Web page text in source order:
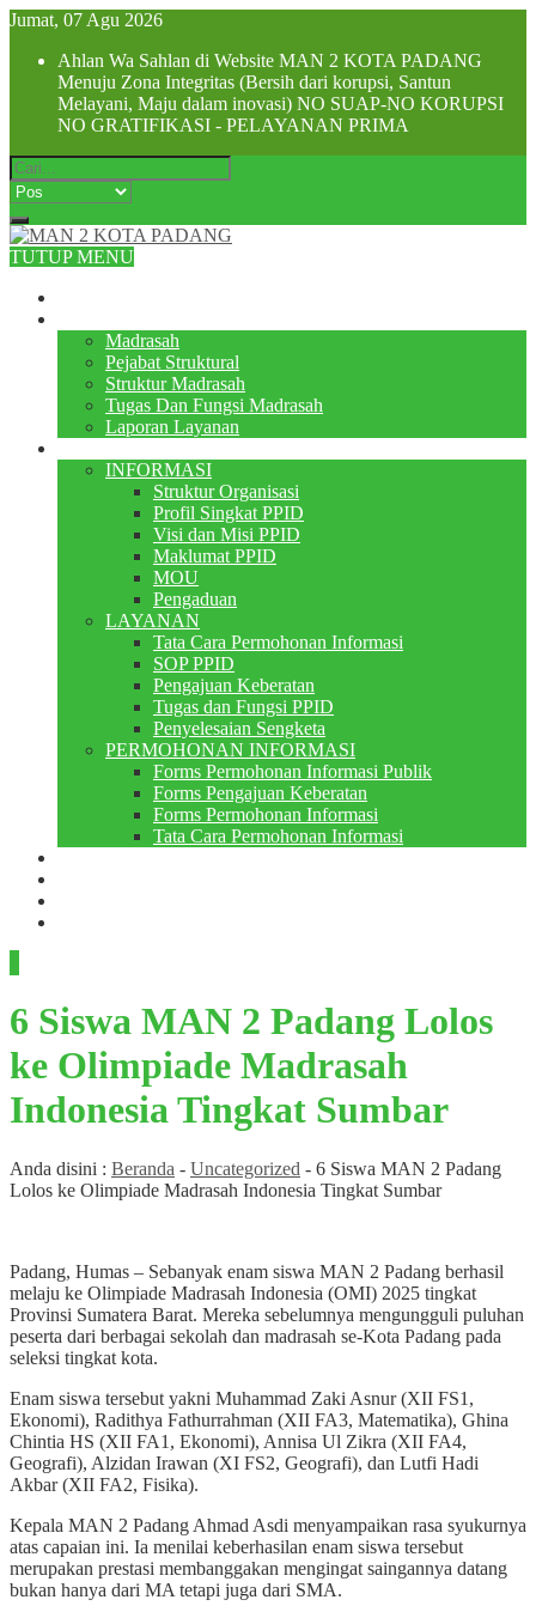
Jumat, 07 Agu 2026
Ahlan Wa Sahlan di Website MAN 2 KOTA PADANG
Menuju Zona Integritas (Bersih dari korupsi, Santun
Melayani, Maju dalam inovasi) NO SUAP-NO KORUPSI
NO GRATIFIKASI - PELAYANAN PRIMA
TUTUP MENU
Madrasah
Pejabat Struktural
Struktur Madrasah
Tugas Dan Fungsi Madrasah
Laporan Layanan
INFORMASI
Struktur Organisasi
Profil Singkat PPID
Visi dan Misi PPID
Maklumat PPID
MOU
Pengaduan
LAYANAN
Tata Cara Permohonan Informasi
SOP PPID
Pengajuan Keberatan
Tugas dan Fungsi PPID
Penyelesaian Sengketa
PERMOHONAN INFORMASI
Forms Permohonan Informasi Publik
Forms Pengajuan Keberatan
Forms Permohonan Informasi
Tata Cara Permohonan Informasi
6 Siswa MAN 2 Padang Lolos
ke Olimpiade Madrasah
Indonesia Tingkat Sumbar
Anda disini : Beranda - Uncategorized - 6 Siswa MAN 2 Padang
Lolos ke Olimpiade Madrasah Indonesia Tingkat Sumbar
Padang, Humas – Sebanyak enam siswa MAN 2 Padang berhasil
melaju ke Olimpiade Madrasah Indonesia (OMI) 2025 tingkat
Provinsi Sumatera Barat. Mereka sebelumnya mengungguli puluhan
peserta dari berbagai sekolah dan madrasah se-Kota Padang pada
seleksi tingkat kota.
Enam siswa tersebut yakni Muhammad Zaki Asnur (XII FS1,
Ekonomi), Radithya Fathurrahman (XII FA3, Matematika), Ghina
Chintia HS (XII FA1, Ekonomi), Annisa Ul Zikra (XII FA4,
Geografi), Alzidan Irawan (XI FS2, Geografi), dan Lutfi Hadi
Akbar (XII FA2, Fisika).
Kepala MAN 2 Padang Ahmad Asdi menyampaikan rasa syukurnya
atas capaian ini. Ia menilai keberhasilan enam siswa tersebut
merupakan prestasi membanggakan mengingat saingannya datang
bukan hanya dari MA tetapi juga dari SMA.